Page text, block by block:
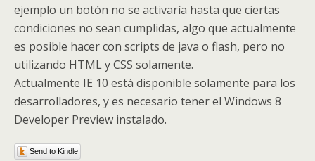
ejemplo un botón no se activaría hasta que ciertas
condiciones no sean cumplidas, algo que actualmente
es posible hacer con scripts de java o flash, pero no
utilizando HTML y CSS solamente.
Actualmente IE 10 está disponible solamente para los
desarrolladores, y es necesario tener el Windows 8
Developer Preview instalado.
Send to Kindle